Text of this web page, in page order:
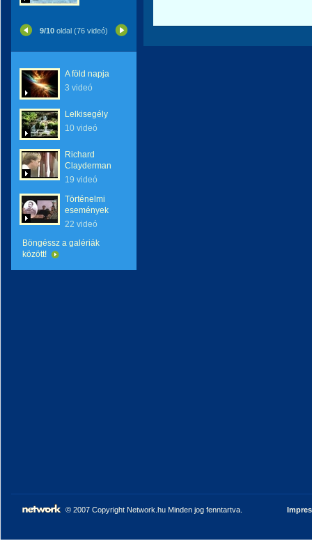
9/10 oldal (76 videó)
A föld napja
3 videó
Lelkisegély
10 videó
Richard
Clayderman
19 videó
Történelmi
események
22 videó
Böngéssz a galériák
között!
© 2007 Copyright Network.hu Minden jog fenntartva.